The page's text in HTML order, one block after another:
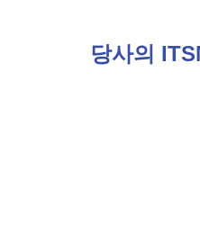
당사의